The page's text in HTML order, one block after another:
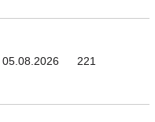
05.08.2026 221